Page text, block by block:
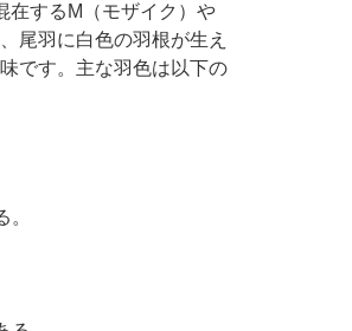
在するM（モザイク）や
尾羽に白色の羽根が生え
です。主な羽色は以下の